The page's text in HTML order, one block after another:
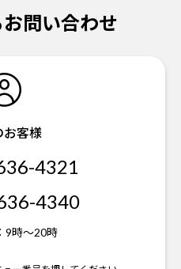
問い合わせ
お客様
4321
4340
9時～20時